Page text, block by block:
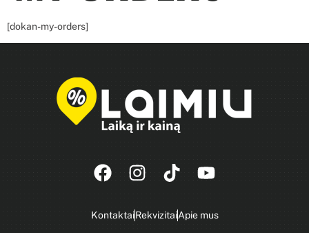
[dokan-my-orders]
KontaktaiRekvizitaiApie mus